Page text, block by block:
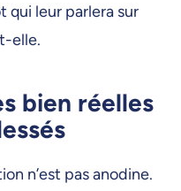
qui leur parlera sur
elle.
bien réelles
n’est pas anodine.